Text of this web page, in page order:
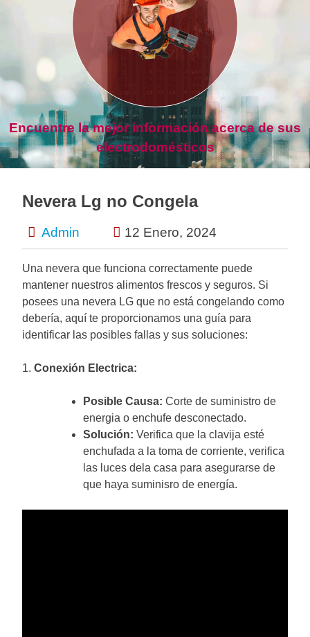
Encuentre la mejor información acerca de sus
electrodomésticos
Nevera Lg no Congela
Admin 12 Enero, 2024
Una nevera que funciona correctamente puede
mantener nuestros alimentos frescos y seguros. Si
posees una nevera LG que no está congelando como
debería, aquí te proporcionamos una guía para
identificar las posibles fallas y sus soluciones:
1. Conexión Electrica:
Posible Causa: Corte de suministro de
energia o enchufe desconectado.
Solución: Verifica que la clavija esté
enchufada a la toma de corriente, verifica
las luces dela casa para asegurarse de
que haya suminisro de energía.